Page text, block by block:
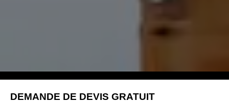
DEMANDE DE DEVIS GRATUIT